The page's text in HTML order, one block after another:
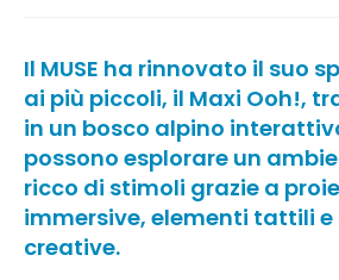
Il MUSE ha rinnovato il suo
ai più piccoli, il Maxi Ooh!,
in un bosco alpino
possono esplorare un
ricco di stimoli grazie a
immersive, elementi tattili
creative.